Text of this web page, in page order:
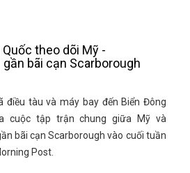
theo dõi Mỹ -
bãi cạn Scarborough
điều tàu và máy bay đến Biển Đông
cuộc tập trận chung giữa Mỹ và
bãi cạn Scarborough vào cuối tuần
Post.